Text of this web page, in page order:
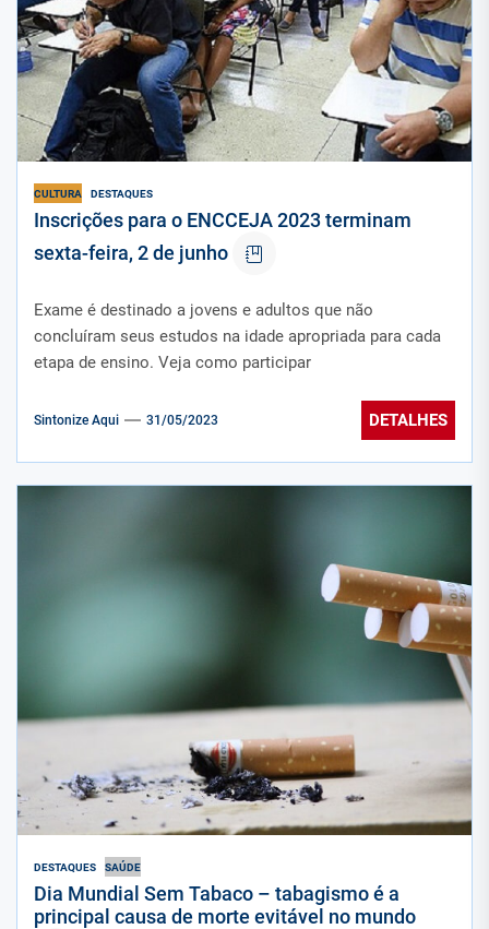
CULTURA DESTAQUES
Inscrições para o ENCCEJA 2023 terminam
sexta-feira, 2 de junho
Exame é destinado a jovens e adultos que não
concluíram seus estudos na idade apropriada para cada
etapa de ensino. Veja como participar
Sintonize Aqui 31/05/2023 DETALHES
DESTAQUES SAÚDE
Dia Mundial Sem Tabaco – tabagismo é a
principal causa de morte evitável no mundo